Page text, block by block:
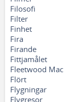
Filosofi
Filter
Finhet
Fira
Firande
Fittjamålet
Fleetwood Mac
Flört
Flygningar
Flygresor